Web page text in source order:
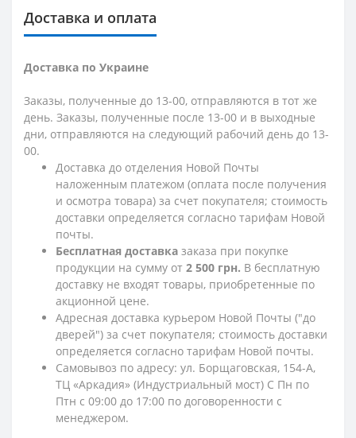
Доставка и оплата
Доставка по Украине
Заказы, полученные до 13-00, отправляются в тот же
день. Заказы, полученные после 13-00 и в выходные
дни, отправляются на следующий рабочий день до 13-
00.
Доставка до отделения Новой Почты
наложенным платежом (оплата после получения
и осмотра товара) за счет покупателя; стоимость
доставки определяется согласно тарифам Новой
почты.
Бесплатная доставка заказа при покупке
продукции на сумму от 2 500 грн. В бесплатную
доставку не входят товары, приобретенные по
акционной цене.
Адресная доставка курьером Новой Почты ("до
дверей") за счет покупателя; стоимость доставки
определяется согласно тарифам Новой почты.
Самовывоз по адресу: ул. Борщаговская, 154-А,
ТЦ «Аркадия» (Индустриальный мост) С Пн по
Птн с 09:00 до 17:00 по договоренности с
менеджером.